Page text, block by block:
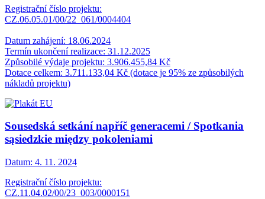
Registrační číslo projektu:
CZ.06.05.01/00/22_061/0004404
Datum zahájení: 18.06.2024
Termín ukončení realizace: 31.12.2025
Způsobilé výdaje projektu: 3.906.455,84 Kč
Dotace celkem: 3.711.133,04 Kč (dotace je 95% ze způsobilých
nákladů projektu)
Sousedská setkání napříč generacemi / Spotkania
sąsiedzkie między pokoleniami
Datum: 4. 11. 2024
Registrační číslo projektu:
CZ.11.04.02/00/23_003/0000151